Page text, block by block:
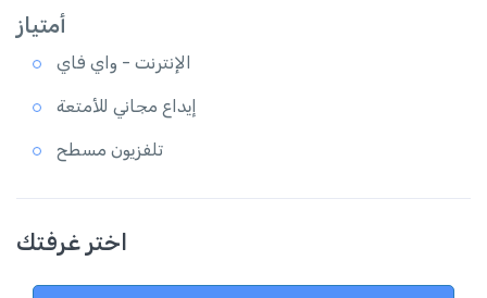
أمتياز
الإنترنت - واي فاي
إيداع مجاني للأمتعة
تلفزيون مسطح
اختر غرفتك